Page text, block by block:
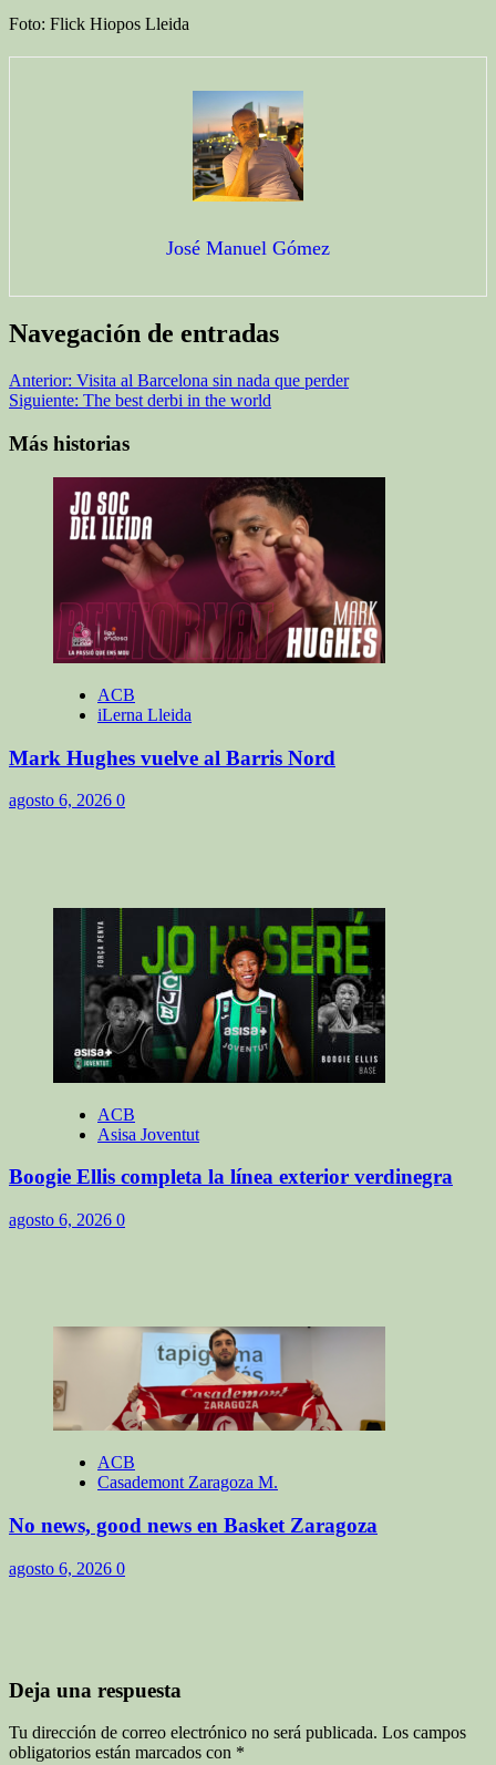
Foto: Flick Hiopos Lleida
José Manuel Gómez
Navegación de entradas
Anterior: Visita al Barcelona sin nada que perder
Siguiente: The best derbi in the world
Más historias
ACB
iLerna Lleida
Mark Hughes vuelve al Barris Nord
agosto 6, 2026 0
ACB
Asisa Joventut
Boogie Ellis completa la línea exterior verdinegra
agosto 6, 2026 0
ACB
Casademont Zaragoza M.
No news, good news en Basket Zaragoza
agosto 6, 2026 0
Deja una respuesta
Tu dirección de correo electrónico no será publicada. Los campos
obligatorios están marcados con *